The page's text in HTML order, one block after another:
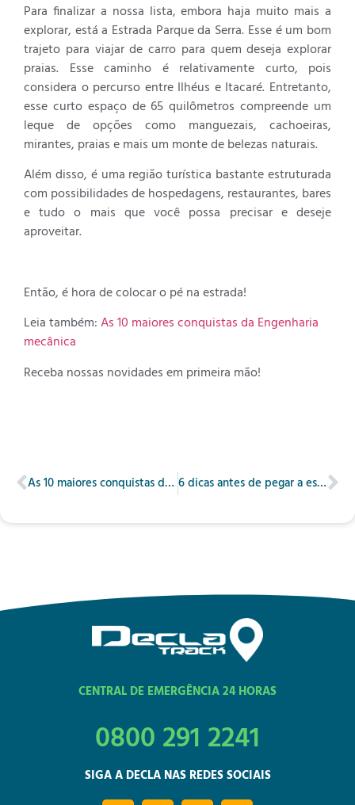
Para finalizar a nossa lista, embora haja muito mais a
explorar, está a Estrada Parque da Serra. Esse é um bom
trajeto para viajar de carro para quem deseja explorar
praias. Esse caminho é relativamente curto, pois
considera o percurso entre Ilhéus e Itacaré. Entretanto,
esse curto espaço de 65 quilômetros compreende um
leque de opções como manguezais, cachoeiras,
mirantes, praias e mais um monte de belezas naturais.
Além disso, é uma região turística bastante estruturada
com possibilidades de hospedagens, restaurantes, bares
e tudo o mais que você possa precisar e deseje
aproveitar.
Então, é hora de colocar o pé na estrada!
Leia também:As 10 maiores conquistas da Engenharia
mecânica
Receba nossas novidades em primeira mão!
As 10 maiores conquistas da Engenharia mecânica 6 dicas antes de pegar a estrada no fim de ano
CENTRAL DE EMERGÊNCIA 24 HORAS
0800 291 2241
SIGA A DECLA NAS REDES SOCIAIS